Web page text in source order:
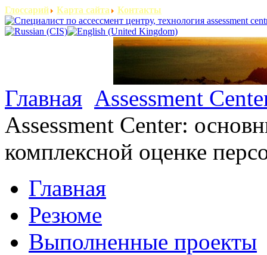
Глоссарий Карта сайта Контакты
Главная Assessment
Assessment Center:
комплексной оценке
Главная
Резюме
Выполненные проекты